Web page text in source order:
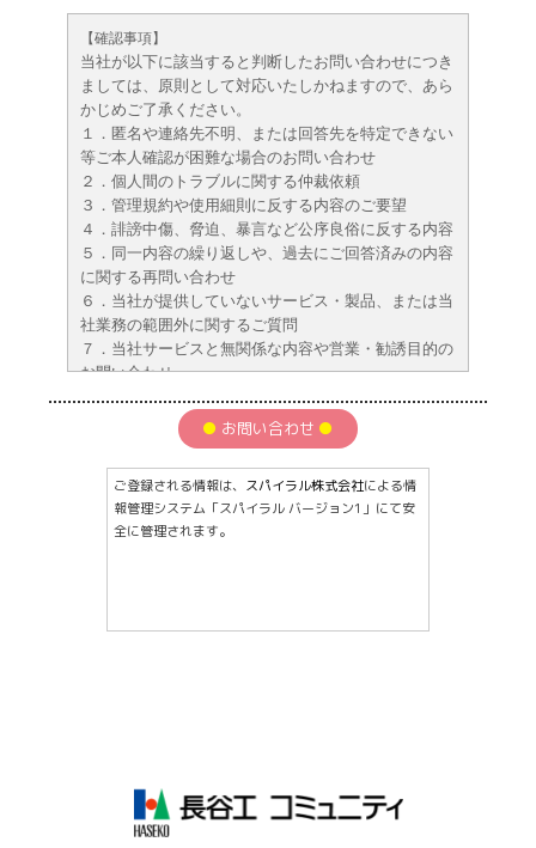
【確認事項】
当社が以下に該当すると判断したお問い合わせにつき
ましては、原則として対応いたしかねますので、あら
かじめご了承ください。
１．匿名や連絡先不明、または回答先を特定できない
等ご本人確認が困難な場合のお問い合わせ
２．個人間のトラブルに関する仲裁依頼
３．管理規約や使用細則に反する内容のご要望
４．誹謗中傷、脅迫、暴言など公序良俗に反する内容
５．同一内容の繰り返しや、過去にご回答済みの内容
に関する再問い合わせ
６．当社が提供していないサービス・製品、または当
社業務の範囲外に関するご質問
７．当社サービスと無関係な内容や営業・勧誘目的の
お問い合わせ
８．その他、当社が不適切と判断したお問い合わせ
【個人情報のお取扱について】
お申込みいただきますお客様の個人情報は、個人情報保護
法に基づき管理させていただきます。
従いまして、以下の項目をご理解いただいた上で、お申込
み下さい。
１．当社は、お客様の個人情報を、以下に定める目的のみ
旋並びに販売に関する契約履行のため
しません。
４．当社は、サービスご案内等の業務委託のため、個人情
お問い合わせ
ご登録される情報は、 スパイラル株式会社による情
報管理システム「スパイラル バージョン1」にて安
全に管理されます。